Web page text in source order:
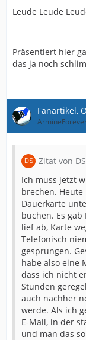
Und das ist
Verein mit
aktuellen
müssen.
Natürlich kann
Fußball bleibt
das möglich
aktuellen
sollte, wenn er
auf
Man hat den
steht auf dem
genau in
offenbar, den
studiert hat.
Leude Leude
Präsentiert hier
das ja noch
Fanartikel,
Zitat von
Ich muss jetzt
brechen.
Dauerkarte
buchen. Es
lief ab, Karte
Telefonisch
gesprungen.
habe also eine
dass ich nicht
Stunden
auch nachher
werde. Als ich
E-Mail, in der
und man das